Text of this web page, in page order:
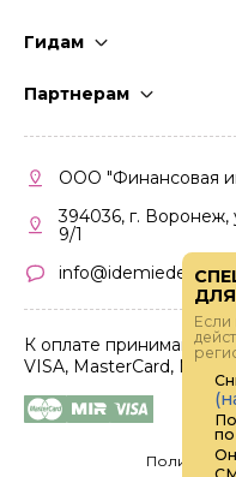
Гидам
Партнерам
Кабинет партнера
Правила участия
ООО "Финансовая
394036, г. Воронеж,
9/1
info@idemiedem.ru
К оплате принимаются
VISA, MasterCard, МИР
Политика
Если
по